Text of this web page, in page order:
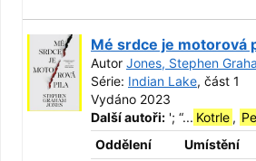
Mé srdce je motorová
Autor Jones, Stephen
Série: Indian Lake, část 1
Vydáno 2023
Další autoři: '; “... Kotrle ,
Oddělení
Umístění